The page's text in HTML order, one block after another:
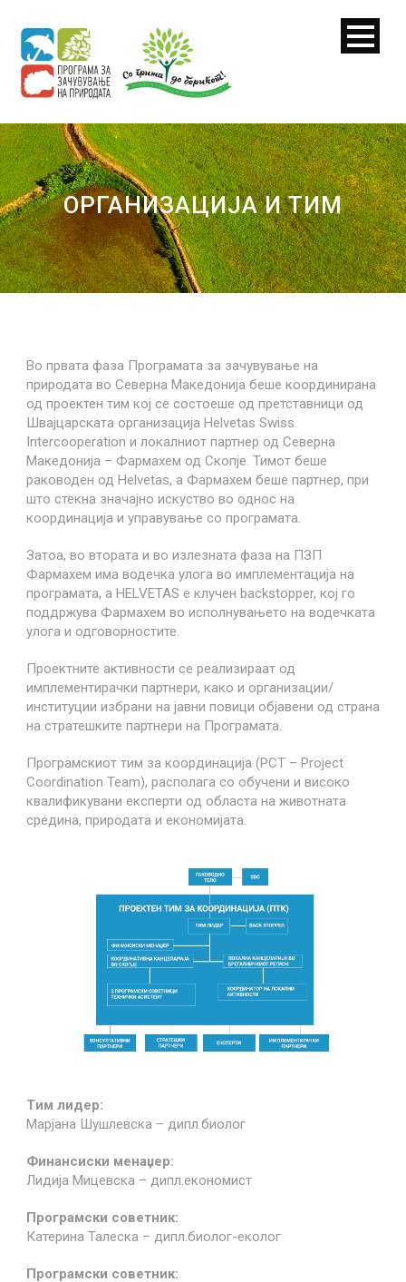
Search for:
ОРГАНИЗАЦИЈА И ТИМ
Во првата фаза Програмата за зачувување на
природата во Северна Македонија беше координирана
од проектен тим кој се состоеше од претставници од
Швајцарската организација Helvetas Swiss
Intercooperation и локалниот партнер од Северна
Македонија – Фармахем од Скопје. Тимот беше
раководен од Helvetas, а Фармахем беше партнер, при
што стекна значајно искуство во однос на
координација и управување со програмата.
Затоа, во втората и во излезната фаза на ПЗП
Фармахем има водечка улога во имплементација на
програмата, а HELVETAS е клучен backstopper, кој го
поддржува Фармахем во исполнувањето на водечката
улога и одговорностите.
Проектните активности се реализираат од
имплементирачки партнери, како и организации/
институции избрани на јавни повици објавени од страна
на стратешките партнери на Програмата.
Програмскиот тим за координација (PCT – Project
Coordination Team), располага со обучени и високо
квалификувани експерти од областа на животната
средина, природата и економијата.
Tим лидер:
Марјана Шушлевска – дипл.биолог
Финансиски менаџер:
Лидија Мицевска – дипл.економист
Програмски советник:
Катерина Талеска – дипл.биолог-еколог
Програмски советник: